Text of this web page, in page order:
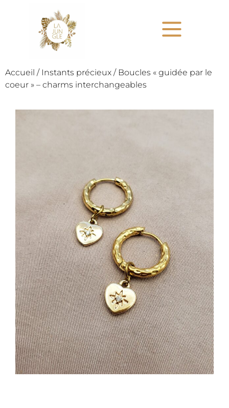
Accueil / Instants précieux / Boucles « guidée par le
coeur » – charms interchangeables